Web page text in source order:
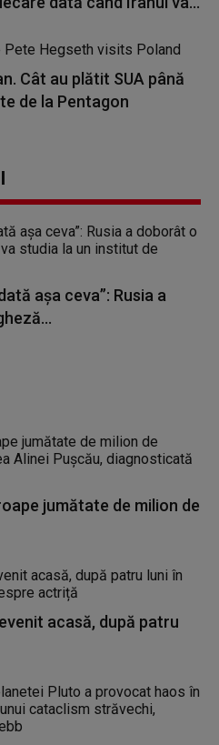
Cât au plătit SUA până
de la Pentagon
așa ceva”: Rusia a
jumătate de milion de
acasă, după patru